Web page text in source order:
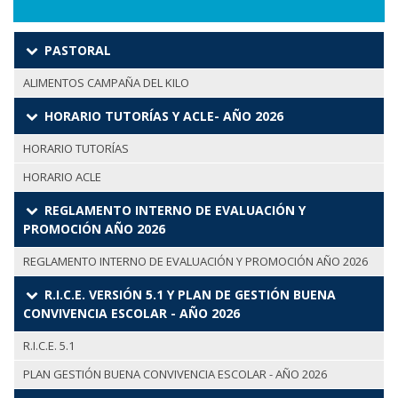
PASTORAL
ALIMENTOS CAMPAÑA DEL KILO
HORARIO TUTORÍAS Y ACLE- AÑO 2026
HORARIO TUTORÍAS
HORARIO ACLE
REGLAMENTO INTERNO DE EVALUACIÓN Y
PROMOCIÓN AÑO 2026
REGLAMENTO INTERNO DE EVALUACIÓN Y PROMOCIÓN AÑO 2026
R.I.C.E. VERSIÓN 5.1 Y PLAN DE GESTIÓN BUENA
CONVIVENCIA ESCOLAR - AÑO 2026
R.I.C.E. 5.1
PLAN GESTIÓN BUENA CONVIVENCIA ESCOLAR - AÑO 2026